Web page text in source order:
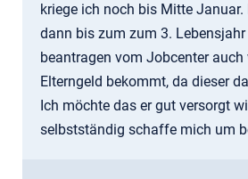
kriege ich noch bis Mitte Januar.
dann bis zum zum 3.
beantragen vom Jobcenter auch
Elterngeld bekommt, da dieser
Ich möchte das er gut versorgt
selbstständig schaffe mich um